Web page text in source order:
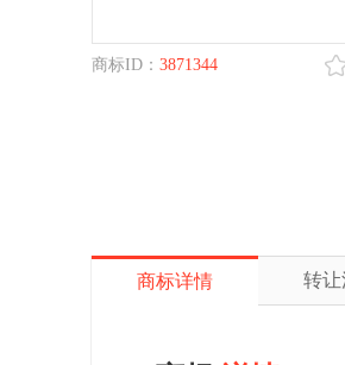
商标ID： 3871344
商标详情 转让